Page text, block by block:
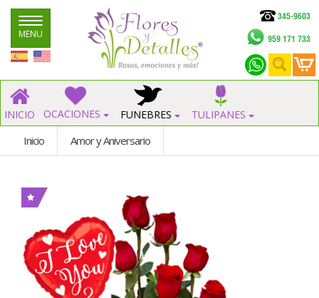
Navegar
MENU
345-9603
959 171 733
INICIO OCACIONES FUNEBRES TULIPANES
Inicio Amor y Aniversario